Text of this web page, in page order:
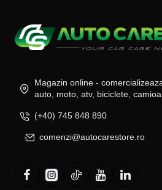
Magazin online -
auto, moto, atv, biciclete,
(+40) 745 848 890
comenzi@autocarestore.ro